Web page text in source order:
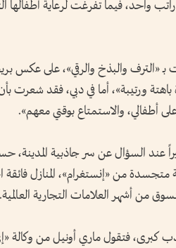
واحد، فيما تفرغت لرعاية
«الترف والبذخ والرقي»، على عكس
ورتيبة»، أما في دبي، فقد شعرت
أطفالي، والاستمتاع بوقتي معهم».
عند السؤال عن سر جاذبية
من «إنستغرام»، المنازل فائقة
من أشهر العلامات التجارية
كبرى، فتقول ماري أونيل من وكالة